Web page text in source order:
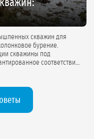
скважин для
скважины под
соответствие